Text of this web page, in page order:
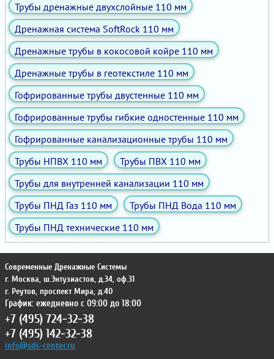
Трубы дренажные двухслойные 110 мм
Дренажная система SoftRock 110 мм
Дренажные трубы в кокосовой койре 110 мм
Дренажные трубы в геотекстиле 110 мм
Гофрированные трубы двустенные 110 мм
Гофрированные трубы гибкие одностенные 110 мм
Гофрированные канализационные трубы 110 мм
Трубы НПВХ 110 мм
Трубы ПВХ 110 мм
Трубы для внутренней канализации 110 мм
Трубы ПНД Газ 110 мм
Трубы ПНД Вода 110 мм
Трубы ПНД технические 110 мм
Современные Дренажные Системы
г. Москва, ш.Энтузиастов, д.34, оф.31
г. Реутов, проспект Мира, д.40
График: ежедневно с 09:00 до 18:00
+7 (495) 724-32-38
+7 (495) 142-32-38
info@sds-center.ru